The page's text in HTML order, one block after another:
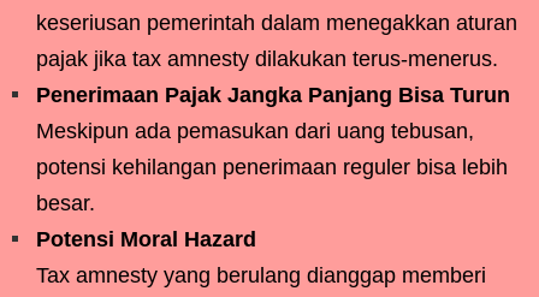
keseriusan pemerintah dalam menegakkan aturan
pajak jika tax amnesty dilakukan terus-menerus.
Penerimaan Pajak Jangka Panjang Bisa Turun
Meskipun ada pemasukan dari uang tebusan,
potensi kehilangan penerimaan reguler bisa lebih
besar.
Potensi Moral Hazard
Tax amnesty yang berulang dianggap memberi